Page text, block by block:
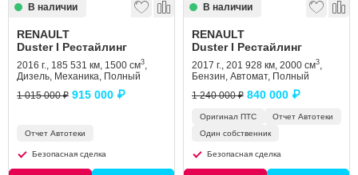
В наличии
RENAULT
Duster I Рестайлинг
2016 г., 185 531 км, 1500 см3,
Дизель, Механика, Полный
1 015 000 ₽ 915 000 ₽
Отчет Автотеки
Безопасная сделка
В наличии
RENAULT
Duster I Рестайлинг
2017 г., 201 928 км, 2000 см3,
Бензин, Автомат, Полный
1 240 000 ₽ 840 000 ₽
Оригинал ПТС
Отчет Автотеки
Один собственник
Безопасная сделка